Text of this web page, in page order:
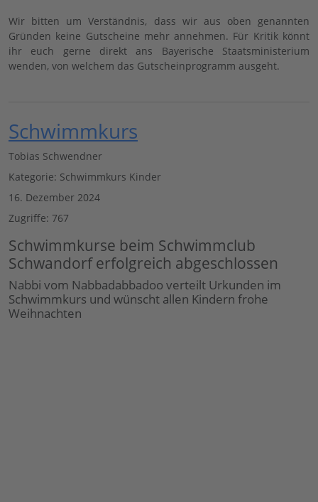
Wir bitten um Verständnis, dass wir aus oben genannten
Gründen keine Gutscheine mehr annehmen. Für Kritik könnt
ihr euch gerne direkt ans Bayerische Staatsministerium
wenden, von welchem das Gutscheinprogramm ausgeht.
Schwimmkurs
Tobias Schwendner
Kategorie: Schwimmkurs Kinder
16. Dezember 2024
Zugriffe: 767
Schwimmkurse beim Schwimmclub
Schwandorf erfolgreich abgeschlossen
Nabbi vom Nabbadabbadoo verteilt Urkunden im
Schwimmkurs und wünscht allen Kindern frohe
Weihnachten